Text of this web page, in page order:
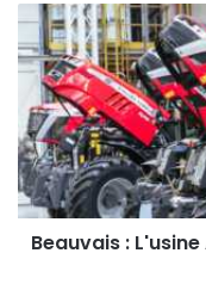
Beauvais
:
L'usine
AGCO
stoppée
par
une
cyber-
attaque
Beauvais :